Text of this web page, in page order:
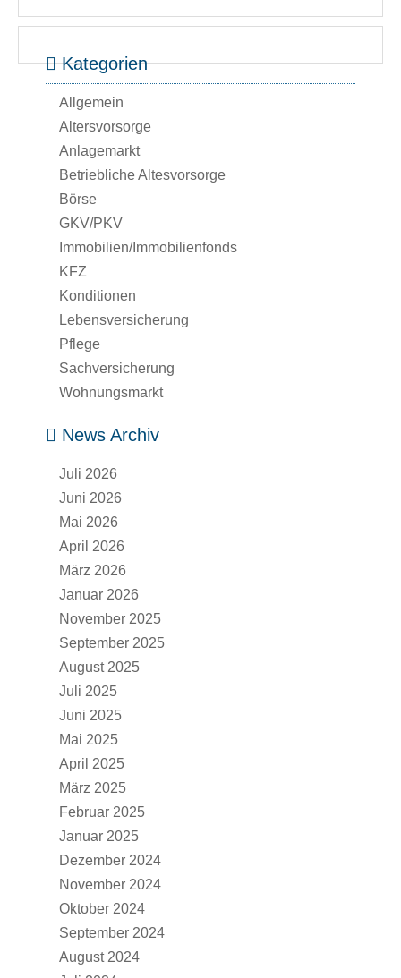
Kategorien
Allgemein
Altersvorsorge
Anlagemarkt
Betriebliche Altesvorsorge
Börse
GKV/PKV
Immobilien/Immobilienfonds
KFZ
Konditionen
Lebensversicherung
Pflege
Sachversicherung
Wohnungsmarkt
News Archiv
Juli 2026
Juni 2026
Mai 2026
April 2026
März 2026
Januar 2026
November 2025
September 2025
August 2025
Juli 2025
Juni 2025
Mai 2025
April 2025
März 2025
Februar 2025
Januar 2025
Dezember 2024
November 2024
Oktober 2024
September 2024
August 2024